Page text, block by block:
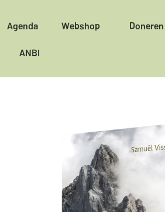
Agenda Webshop Doneren
ANBI